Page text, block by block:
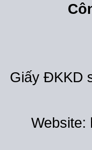
Giấy ĐKKD
Website: